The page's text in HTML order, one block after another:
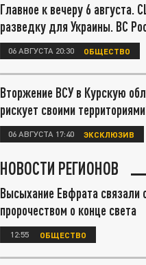
Главное к вечеру 6 августа.
разведку для Украины. ВС
06 АВГУСТА 20:30 ОБЩЕСТВО
Вторжение ВСУ в Курскую
рискует своими
06 АВГУСТА 17:40 ЭКСКЛЮЗИВ
НОВОСТИ РЕГИОНОВ
Высыхание Евфрата связали
пророчеством о конце света
12:55 ОБЩЕСТВО